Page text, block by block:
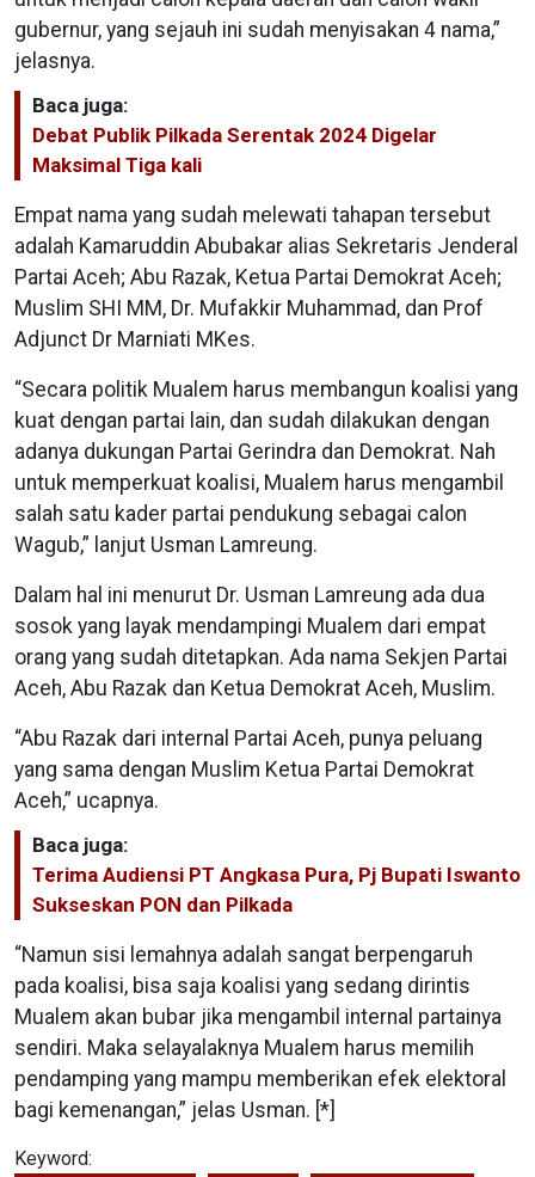
gubernur, yang sejauh ini sudah menyisakan 4 nama,”
jelasnya.
Baca juga:
Debat Publik Pilkada Serentak 2024 Digelar
Maksimal Tiga kali
Empat nama yang sudah melewati tahapan tersebut
adalah Kamaruddin Abubakar alias Sekretaris Jenderal
Partai Aceh; Abu Razak, Ketua Partai Demokrat Aceh;
Muslim SHI MM, Dr. Mufakkir Muhammad, dan Prof
Adjunct Dr Marniati MKes.
“Secara politik Mualem harus membangun koalisi yang
kuat dengan partai lain, dan sudah dilakukan dengan
adanya dukungan Partai Gerindra dan Demokrat. Nah
untuk memperkuat koalisi, Mualem harus mengambil
salah satu kader partai pendukung sebagai calon
Wagub,” lanjut Usman Lamreung.
Dalam hal ini menurut Dr. Usman Lamreung ada dua
sosok yang layak mendampingi Mualem dari empat
orang yang sudah ditetapkan. Ada nama Sekjen Partai
Aceh, Abu Razak dan Ketua Demokrat Aceh, Muslim.
“Abu Razak dari internal Partai Aceh, punya peluang
yang sama dengan Muslim Ketua Partai Demokrat
Aceh,” ucapnya.
Baca juga:
Terima Audiensi PT Angkasa Pura, Pj Bupati Iswanto
Sukseskan PON dan Pilkada
“Namun sisi lemahnya adalah sangat berpengaruh
pada koalisi, bisa saja koalisi yang sedang dirintis
Mualem akan bubar jika mengambil internal partainya
sendiri. Maka selayalaknya Mualem harus memilih
pendamping yang mampu memberikan efek elektoral
bagi kemenangan,” jelas Usman. [*]
Keyword: